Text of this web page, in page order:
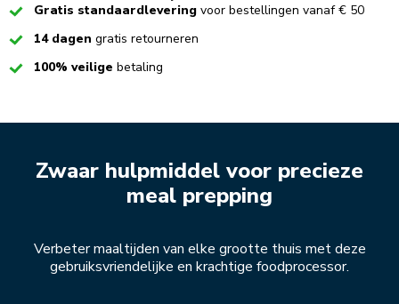
CheckedGratis standaardlevering voor bestellingen vanaf € 50
Checked14 dagen gratis retourneren
Checked100% veilige betaling
Zwaar hulpmiddel voor precieze
meal prepping
Verbeter maaltijden van elke grootte thuis met deze
gebruiksvriendelijke en krachtige foodprocessor.